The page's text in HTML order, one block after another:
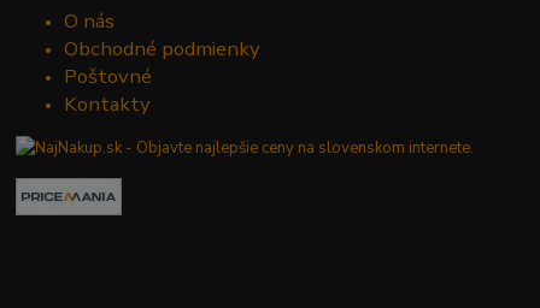
O nás
Obchodné podmienky
Poštovné
Kontakty